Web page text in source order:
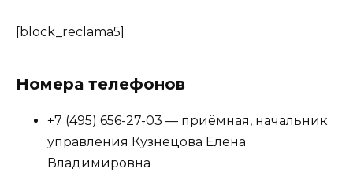
[block_reclama5]
Номера телефонов
+7 (495) 656-27-03 — приёмная, начальник
управления Кузнецова Елена
Владимировна